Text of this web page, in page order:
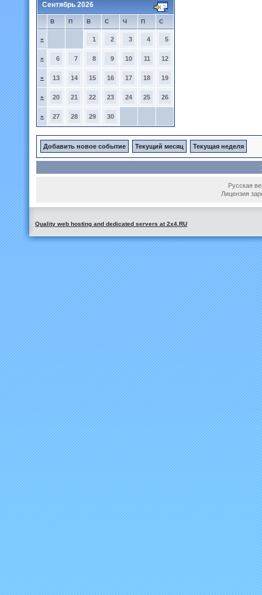
Сентябрь 2026
В П В С Ч П С
» 1 2 3 4 5
» 6 7 8 9 10 11 12
» 13 14 15 16 17 18 19
» 20 21 22 23 24 25 26
» 27 28 29 30
Добавить новое событие Текущий месяц Текущая неделя
Русская
Лицензия
Quality web hosting and dedicated servers at 2x4.RU